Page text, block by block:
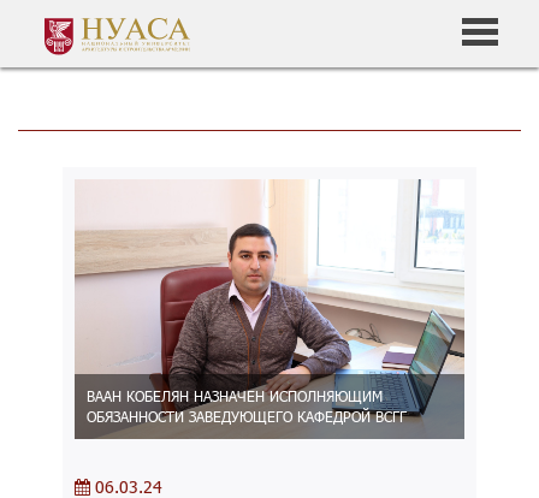
ВААН КОБЕЛЯН НАЗНАЧЕН ИСПОЛНЯЮЩИМ
ОБЯЗАННОСТИ ЗАВЕДУЮЩЕГО КАФЕДРОЙ ВСГГ
06.03.24